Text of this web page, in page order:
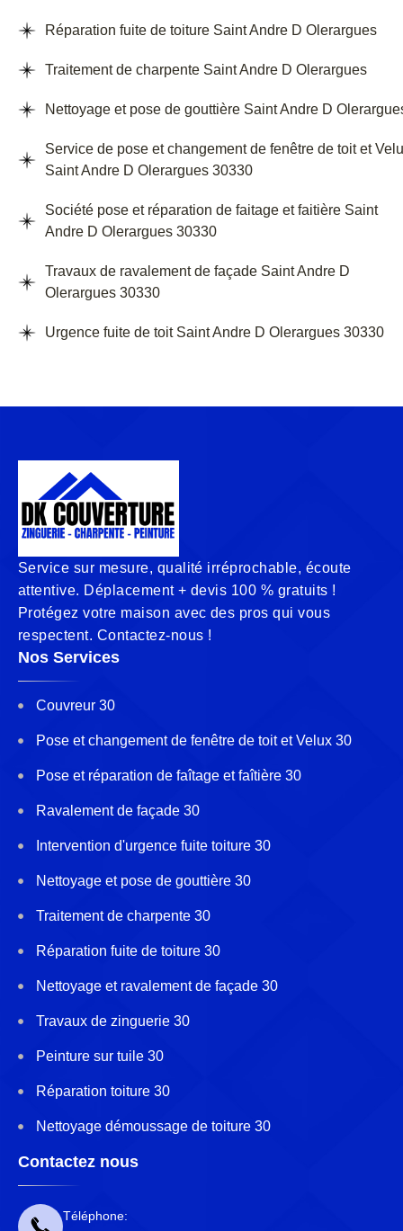
Réparation fuite de toiture Saint Andre D Olerargues
Traitement de charpente Saint Andre D Olerargues
Nettoyage et pose de gouttière Saint Andre D
Service de pose et changement de fenêtre de toit et
Saint Andre D Olerargues 30330
Société pose et réparation de faitage et faitière Saint
Andre D Olerargues 30330
Travaux de ravalement de façade Saint Andre D
Olerargues 30330
Urgence fuite de toit Saint Andre D Olerargues 30330
Service sur mesure, qualité irréprochable, écoute
attentive. Déplacement + devis 100 % gratuits !
Protégez votre maison avec des pros qui vous
respectent. Contactez-nous !
Nos Services
Couvreur 30
Pose et changement de fenêtre de toit et Velux 30
Pose et réparation de faîtage et faîtière 30
Ravalement de façade 30
Intervention d'urgence fuite toiture 30
Nettoyage et pose de gouttière 30
Traitement de charpente 30
Réparation fuite de toiture 30
Nettoyage et ravalement de façade 30
Travaux de zinguerie 30
Peinture sur tuile 30
Réparation toiture 30
Nettoyage démoussage de toiture 30
Contactez nous
Téléphone: